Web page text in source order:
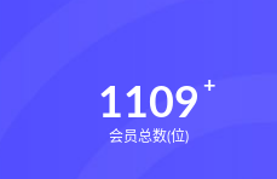
1109
会员总数(位)